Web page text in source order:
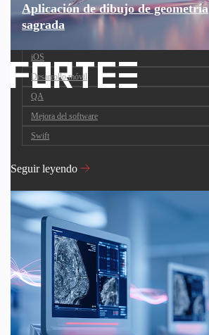
Aplicación de dibujo de geometría
sagrada
iOS
Desarrollo móvil
QA
Mejora del software
Swift
Seguir leyendo